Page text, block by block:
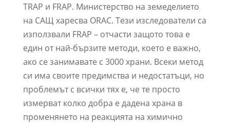
TRAP и FRAP. Министерство на земеделието
на САЩ харесва ORAC. Тези изследователи са
използвали FRAP – отчасти защото това е
един от най-бързите методи, което е важно,
ако се занимавате с 3000 храни. Всеки метод
си има своите предимства и недостатъци, но
проблемът с всички тях е, че те просто
измерват колко добра е дадена храна в
променянето на реакцията на химично